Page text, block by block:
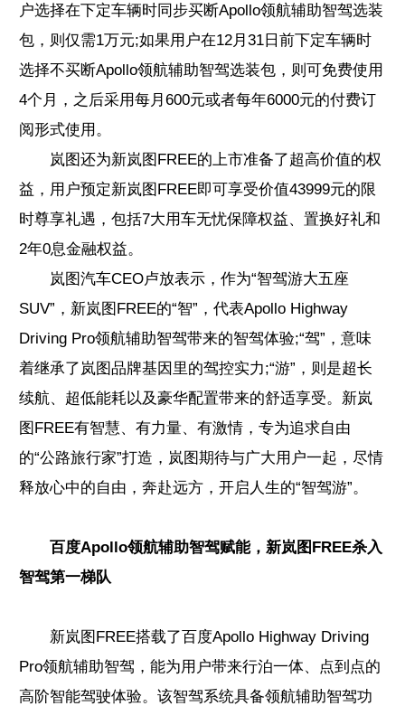
户选择在下定车辆时同步买断Apollo领航辅助智驾选装
包，则仅需1万元;如果用户在12月31日前下定车辆时
选择不买断Apollo领航辅助智驾选装包，则可免费使用
4个月，之后采用每月600元或者每年6000元的付费订
阅形式使用。
岚图还为新岚图FREE的上市准备了超高价值的权
益，用户预定新岚图FREE即可享受价值43999元的限
时尊享礼遇，包括7大用车无忧保障权益、置换好礼和
2年0息金融权益。
岚图汽车CEO卢放表示，作为“智驾游大五座
SUV”，新岚图FREE的“智”，代表Apollo Highway
Driving Pro领航辅助智驾带来的智驾体验;“驾”，意味
着继承了岚图品牌基因里的驾控实力;“游”，则是超长
续航、超低能耗以及豪华配置带来的舒适享受。新岚
图FREE有智慧、有力量、有激情，专为追求自由
的“公路旅行家”打造，岚图期待与广大用户一起，尽情
释放心中的自由，奔赴远方，开启人生的“智驾游”。
百度Apollo领航辅助智驾赋能，新岚图FREE杀入
智驾第一梯队
新岚图FREE搭载了百度Apollo Highway Driving
Pro领航辅助智驾，能为用户带来行泊一体、点到点的
高阶智能驾驶体验。该智驾系统具备领航辅助智驾功